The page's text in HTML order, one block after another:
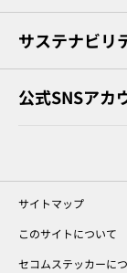
サステナビリ
公式SNSアカ
サイトマップ
このサイトについて
セコムステッカーに